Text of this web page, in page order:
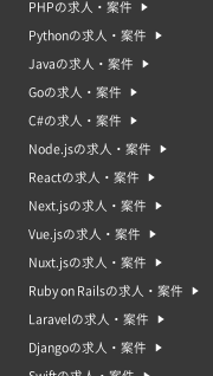
PHPの求人・案件
Pythonの求人・案件
Javaの求人・案件
Goの求人・案件
C#の求人・案件
Node.jsの求人・案件
Reactの求人・案件
Next.jsの求人・案件
Vue.jsの求人・案件
Nuxt.jsの求人・案件
Ruby on Railsの求人・案件
Laravelの求人・案件
Djangoの求人・案件